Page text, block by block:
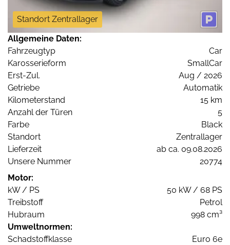
Standort Zentrallager
Allgemeine Daten:
Fahrzeugtyp
Car
Karosserieform
SmallCar
Erst-Zul.
Aug / 2026
Getriebe
Automatik
Kilometerstand
15 km
Anzahl der Türen
5
Farbe
Black
Standort
Zentrallager
Lieferzeit
ab ca. 09.08.2026
Unsere Nummer
20774
Motor:
kW / PS
50 kW / 68 PS
Treibstoff
Petrol
Hubraum
998 cm³
Umweltnormen:
Schadstoffklasse
Euro 6e